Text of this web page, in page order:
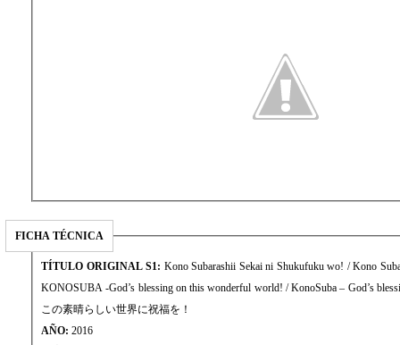
FICHA TÉCNICA
TÍTULO ORIGINAL S1: Kono Subarashii Sekai ni Shukufuku wo! / Kono
KONOSUBA -God’s blessing on this wonderful world! / KonoSuba – God’s
この素晴らしい世界に祝福を！
AÑO: 2016